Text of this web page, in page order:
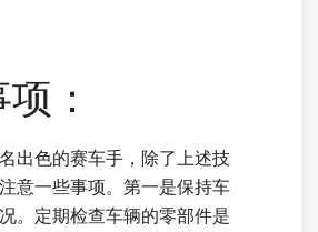
：
出色的赛车手，除了上述技
意一些事项。第一是保持车
。定期检查车辆的零部件是